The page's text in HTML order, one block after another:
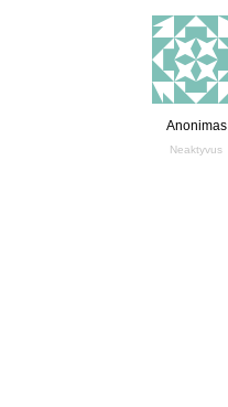
Anonimas
Neaktyvus